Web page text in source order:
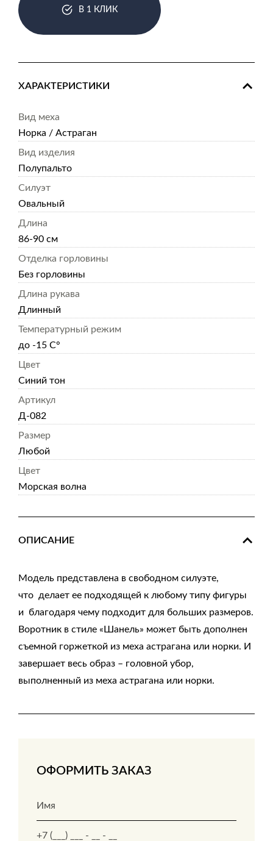
В 1 КЛИК
ХАРАКТЕРИСТИКИ
Вид меха
Норка / Астраган
Вид изделия
Полупальто
Силуэт
Овальный
Длина
86-90 см
Отделка горловины
Без горловины
Длина рукава
Длинный
Температурный режим
до -15 С°
Цвет
Синий тон
Артикул
Д-082
Размер
Любой
Цвет
Морская волна
ОПИСАНИЕ
Модель представлена в cвободном силуэте,
что делает ее подходящей к любому типу фигуры
и благодаря чему подходит для больших размеров.
Воротник в стиле «Шанель» может быть дополнен
съемной горжеткой из меха астрагана или норки. И
завершает весь образ – головной убор,
выполненный из меха астрагана или норки.
ОФОРМИТЬ ЗАКАЗ